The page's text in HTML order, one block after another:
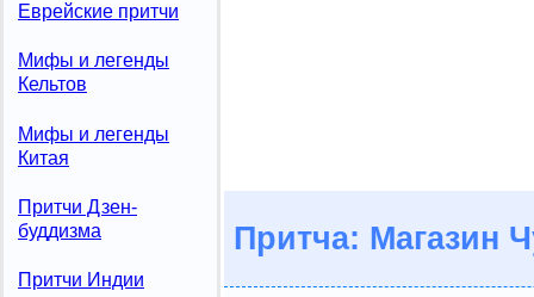
Еврейские притчи
Мифы и легенды
Кельтов
Мифы и легенды
Китая
Притчи Дзен-
буддизма
Притчи Индии
Притча: Магазин